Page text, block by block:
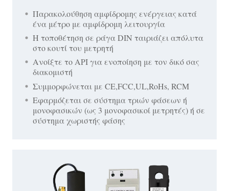
Παρακολούθηση αμφίδρομης ενέργειας κατά
ένα μέτρο με αμφίδρομη λειτουργία
Η τοποθέτηση σε ράγα DIN ταιριάζει απόλυτα
στο κουτί του μετρητή
Ανοίξτε το API για ενοποίηση με τον δικό σας
διακομιστή
Συμμορφώνεται με CE,FCC,UL,RoHs, RCM
Εφαρμόζεται σε σύστημα τριών φάσεων ή
μονοφασικών (ως 3 μονοφασικοί μετρητές) ή σε
σύστημα χωριστής φάσης